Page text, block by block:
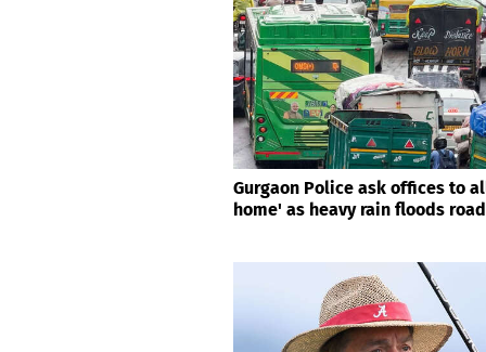
Gurgaon Police ask offices to
home' as heavy rain floods